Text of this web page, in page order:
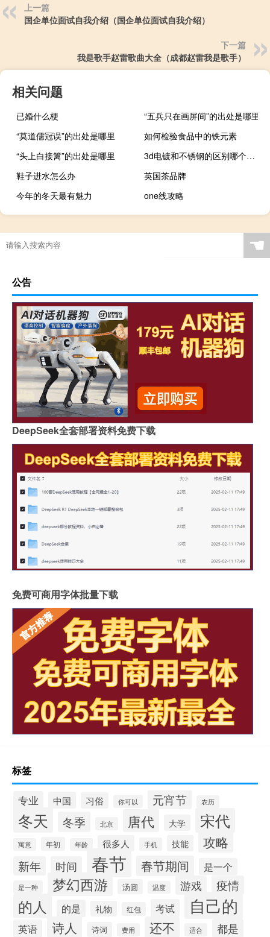
上一篇
国企单位面试自我介绍（国企单位面试自我介绍）
下一篇
我是歌手赵雷歌曲大全（成都赵雷我是歌手）
相关问题
已婚什么梗
“五兵只在画屏间”的出处是哪里
“莫道儒冠误”的出处是哪里
如何检验食品中的铁元素
“头上白接篱”的出处是哪里
3d电镀和不锈钢的区别哪个好点
鞋子进水怎么办
英国茶品牌
今年的冬天最有魅力
one线攻略
☚
公告
DeepSeek全套部署资料免费下载
免费可商用字体批量下载
标签
专业 中国 习俗 你可以 元宵节 农历
冬天 冬季 北京 唐代 大学 宋代
寓意 年初 年龄 很多人 手机 技能 攻略
新年 时间 春节 春节期间 是一个
是一种 梦幻西游 汤圆 温度 游戏 疫情
的人 的是 礼物 红包 考试 自己的
英语 诗人 诗词 费用 还不 适合 都是